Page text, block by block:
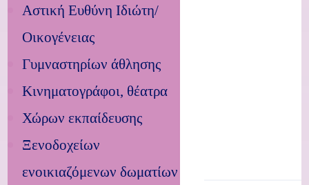
Αστική Ευθύνη Ιδιώτη/
Οικογένειας
Γυμναστηρίων άθλησης
Κινηματογράφοι, θέατρα
Χώρων εκπαίδευσης
Ξενοδοχείων
ενοικιαζόμενων δωματίων